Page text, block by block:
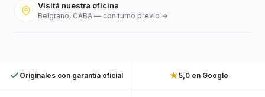
Visitá nuestra oficina
Belgrano, CABA — con turno previo →
Originales con garantía oficial ★5,0 en Google